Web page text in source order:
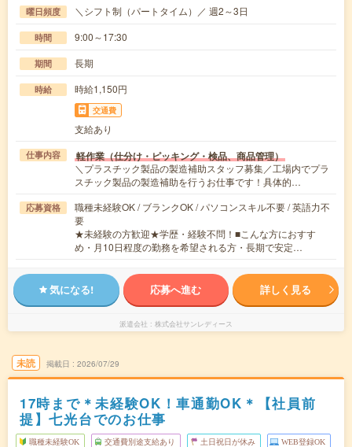
曜日頻度 ＼シフト制（パートタイム）／ 週2～3日
時間 9:00～17:30
期間 長期
時給 時給1,150円
交通費
支給あり
仕事内容 軽作業（仕分け・ピッキング・検品、商品管理）
＼プラスチック製品の製造補助スタッフ募集／工場内でプラ
スチック製品の製造補助を行うお仕事です！具体的…
応募資格
職種未経験OK / ブランクOK / パソコンスキル不要 / 英語力不
要
★未経験の方歓迎★学歴・経験不問！■こんな方におすす
め・月10日程度の勤務を希望される方・長期で安定…
気になる! 応募へ進む 詳しく見る
派遣会社 株式会社サンレディース
未読 掲載日 2026/07/29
17時まで＊未経験OK！車通勤OK＊【社員前
提】七光台でのお仕事
職種未経験OK 交通費別途支給あり 土日祝日が休み WEB登録OK